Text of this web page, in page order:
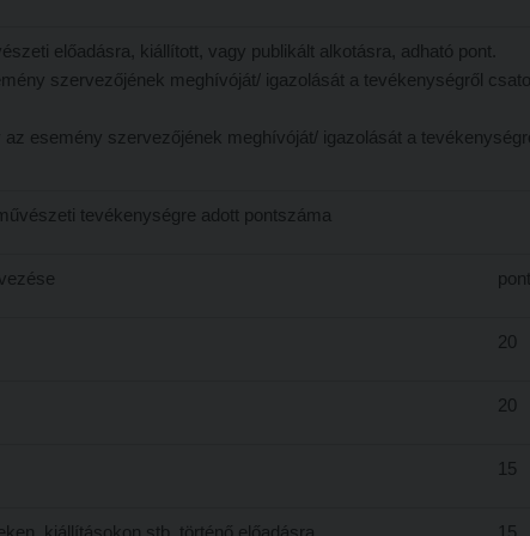
előadásra, kiállított, vagy publikált alkotásra, adható pont.
szervezőjének meghívóját/ igazolását a tevékenységről
esemény szervezőjének meghívóját/ igazolását a
tevékenységre adott pontszáma
pont
20
20
15
kiállításokon stb. történő előadásra 15